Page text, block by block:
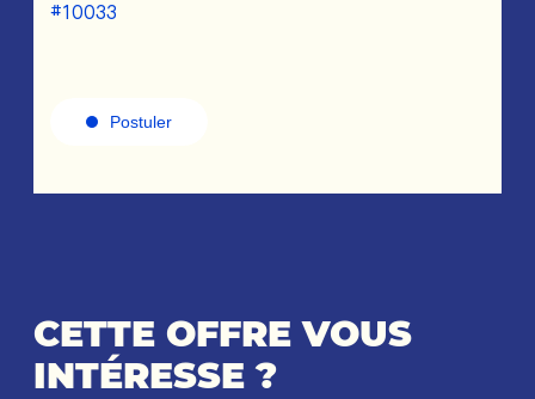
#10033
Postuler
CETTE OFFRE VOUS
INTÉRESSE ?